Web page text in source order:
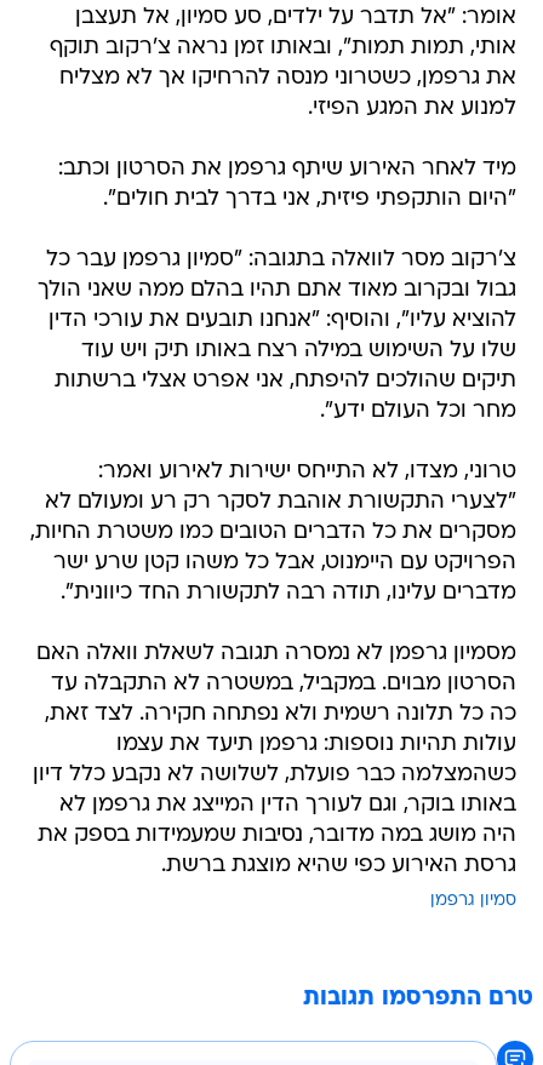
אומר: "אל תדבר על ילדים, סע סמיון, אל תעצבן
אותי, תמות תמות", ובאותו זמן נראה צ'רקוב תוקף
את גרפמן, כשטרוני מנסה להרחיקו אך לא מצליח
למנוע את המגע הפיזי.
מיד לאחר האירוע שיתף גרפמן את הסרטון וכתב:
"היום הותקפתי פיזית, אני בדרך לבית חולים".
צ'רקוב מסר לוואלה בתגובה: "סמיון גרפמן עבר כל
גבול ובקרוב מאוד אתם תהיו בהלם ממה שאני הולך
להוציא עליו", והוסיף: "אנחנו תובעים את עורכי הדין
שלו על השימוש במילה רצח באותו תיק ויש עוד
תיקים שהולכים להיפתח, אני אפרט אצלי ברשתות
מחר וכל העולם ידע".
טרוני, מצדו, לא התייחס ישירות לאירוע ואמר:
"לצערי התקשורת אוהבת לסקר רק רע ומעולם לא
מסקרים את כל הדברים הטובים כמו משטרת החיות,
הפרויקט עם היימנוט, אבל כל משהו קטן שרע ישר
מדברים עלינו, תודה רבה לתקשורת החד כיוונית".
מסמיון גרפמן לא נמסרה תגובה לשאלת וואלה האם
הסרטון מבוים. במקביל, במשטרה לא התקבלה עד
כה כל תלונה רשמית ולא נפתחה חקירה. לצד זאת,
עולות תהיות נוספות: גרפמן תיעד את עצמו
כשהמצלמה כבר פועלת, לשלושה לא נקבע כלל דיון
באותו בוקר, וגם לעורך הדין המייצג את גרפמן לא
היה מושג במה מדובר, נסיבות שמעמידות בספק את
גרסת האירוע כפי שהיא מוצגת ברשת.
סמיון גרפמן
טרם התפרסמו תגובות